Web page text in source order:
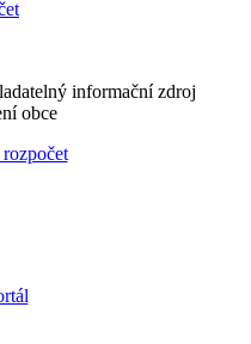
informační zdroj
obce